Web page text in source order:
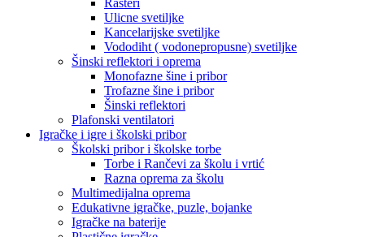
Ulicne svetiljke
Kancelarijske svetiljke
Vododiht ( vodonepropusne) svetiljke
Šinski reflektori i oprema
Monofazne šine i pribor
Trofazne šine i pribor
Šinski reflektori
Plafonski ventilatori
Igračke i igre i školski pribor
Školski pribor i školske torbe
Torbe i Rančevi za školu i vrtić
Razna oprema za školu
Multimedijalna oprema
Edukativne igračke, puzle, bojanke
Igračke na baterije